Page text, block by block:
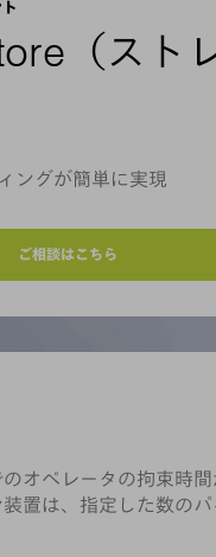
（スト
ングが簡単に実現
ご相談はこちら
オペレータの拘束時
装置は、指定した数の